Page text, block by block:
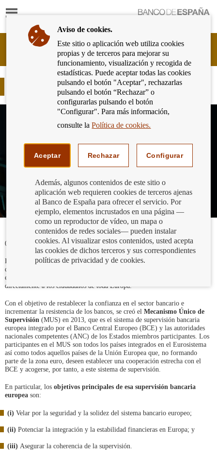
Mostrar
Ir
página
de
inicio
del
Banco
de
España
Cliente
Bancario
Banco
España
Eurosistema,
Qué es el MUS
07/01/2025
La crisis financiera de 2008 puso de manifiesto la rapidez e intensidad con
que pueden propagarse los problemas del sector financiero, especialmente
en una unión monetaria, y cómo esos problemas pueden afectar
directamente a los ciudadanos de toda Europa.
Con el objetivo de restablecer la confianza en el sector bancario e
incrementar la resistencia de los bancos, se creó el Mecanismo Único de
Supervisión (MUS) en 2013, que es el sistema de supervisión bancaria
europea integrado por el Banco Central Europeo (BCE) y las autoridades
nacionales competentes (ANC) de los Estados miembros participantes. Los
participantes en el MUS son todos los países integrados en el Eurosistema
así como todos aquellos países de la Unión Europea que, no formando
parte de la zona euro, deseen establecer una cooperación estrecha con el
BCE y acogerse, por tanto, a este sistema de supervisión.
En particular, los objetivos principales de esa supervisión bancaria
europea son:
(i) Velar por la seguridad y la solidez del sistema bancario europeo;
(ii) Potenciar la integración y la estabilidad financieras en Europa; y
(iii) Asegurar la coherencia de la supervisión.
Aviso de cookies.
Este sitio o aplicación web utiliza cookies
propias y de terceros para mejorar su
funcionamiento, visualización y recogida de
estadísticas. Puede aceptar todas las cookies
pulsando el botón "Aceptar", rechazarlas
pulsando el botón “Rechazar” o
configurarlas pulsando el botón
"Configurar". Para más información,
consulte laPolítica de cookies.
Aceptar Rechazar Configurar
Además, algunos contenidos de este sitio o
aplicación web requieren cookies de terceros ajenas
al Banco de España para ofrecer el servicio. Por
ejemplo, elementos incrustados en una página —
como un reproductor de vídeo, un mapa o
contenidos de redes sociales— pueden instalar
cookies. Al visualizar estos contenidos, usted acepta
las cookies de dichos terceros y sus correspondientes
políticas de privacidad y de cookies.